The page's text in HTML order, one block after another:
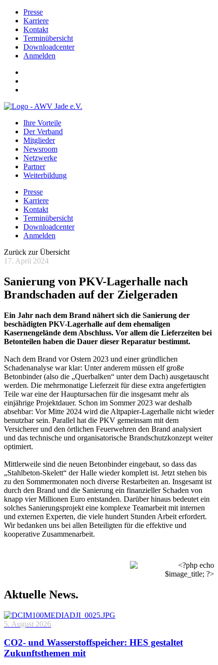
Presse
Karriere
Kontakt
Terminübersicht
Downloadcenter
Anmelden
Ihre Vorteile
Der Verband
Mitglieder
Newsroom
Netzwerke
Partner
Weiterbildung
Presse
Karriere
Kontakt
Terminübersicht
Downloadcenter
Anmelden
Zurück zur Übersicht
17. April 2024
Sanierung von PKV-Lagerhalle nach
Brandschaden auf der Zielgeraden
Ein Jahr nach dem Brand nähert sich die Sanierung der
beschädigten PKV-Lagerhalle auf dem ehemaligen
Kasernengelände dem Abschluss. Vor allem die Lieferzeiten bei
Betonteilen haben die Dauer dieser Reparatur bestimmt.
Nach dem Brand vor Ostern 2023 und einer gründlichen
Schadenanalyse war klar: Unter anderem müssen elf große
Betonbinder (also die „Querbalken“ unter dem Dach) ausgetauscht
werden. Die mehrmonatige Lieferzeit für diese extra angefertigten
Teile war eine der Hauptursachen für die insgesamt mehr als
einjährige Projektdauer. Schon im Sommer 2023 war deshalb
absehbar: Vor Mitte 2024 wird die Altpapier-Lagerhalle nicht wieder
benutzbar sein. Parallel hat die PKV gemeinsam mit dem
Versicherer und den örtlichen Feuerwehren den Brand analysiert
und das technische und organisatorische Brandschutzkonzept weiter
optimiert.
Mittlerweile sind die neuen Betonbinder eingebaut, so dass das
„Stahlbeton-Skelett“ der Halle wieder komplett ist. Jetzt stehen bis
zu den Sommermonaten noch diverse Restarbeiten an. Insgesamt ist
durch den Brand und die Sanierung ein finanzieller Schaden von
knapp vier Millionen Euro entstanden. Darüber hinaus bedeutet ein
solches Sanierungsprojekt eine komplexe Teamarbeit mit internen
und externen Experten, die viele hundert Stunden Arbeit erfordert.
Wir bedanken uns bei allen Beteiligten für die effektive und
kooperative Zusammenarbeit.
Aktuelle News.
5. August 2026
CO2- und Wasserstoffspeicher: HES gestaltet
Zukunftsthemen mit